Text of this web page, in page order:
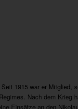
1915 war er
Nach dem Krieg
Einsätze an den